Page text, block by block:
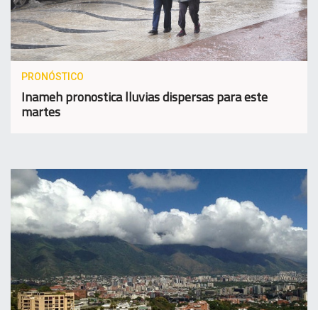
PRONÓSTICO
Inameh pronostica lluvias dispersas para este
martes